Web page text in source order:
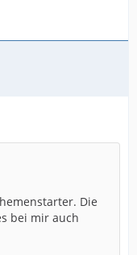
Die
bei mir auch